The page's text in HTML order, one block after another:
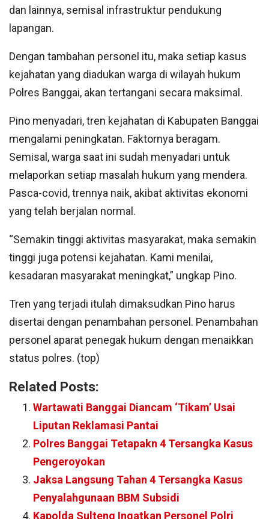
dan lainnya, semisal infrastruktur pendukung
lapangan.
Dengan tambahan personel itu, maka setiap kasus
kejahatan yang diadukan warga di wilayah hukum
Polres Banggai, akan tertangani secara maksimal.
Pino menyadari, tren kejahatan di Kabupaten Banggai
mengalami peningkatan. Faktornya beragam.
Semisal, warga saat ini sudah menyadari untuk
melaporkan setiap masalah hukum yang mendera.
Pasca-covid, trennya naik, akibat aktivitas ekonomi
yang telah berjalan normal.
“Semakin tinggi aktivitas masyarakat, maka semakin
tinggi juga potensi kejahatan. Kami menilai,
kesadaran masyarakat meningkat,” ungkap Pino.
Tren yang terjadi itulah dimaksudkan Pino harus
disertai dengan penambahan personel. Penambahan
personel aparat penegak hukum dengan menaikkan
status polres. (top)
Related Posts:
Wartawati Banggai Diancam ‘Tikam’ Usai
Liputan Reklamasi Pantai
Polres Banggai Tetapakn 4 Tersangka Kasus
Pengeroyokan
Jaksa Langsung Tahan 4 Tersangka Kasus
Penyalahgunaan BBM Subsidi
Kapolda Sulteng Ingatkan Personel Polri